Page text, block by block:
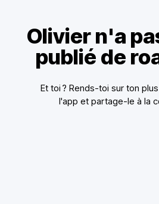
Olivier n'a
publié de
Et toi ? Rends-toi sur ton
l'app et partage-le à la